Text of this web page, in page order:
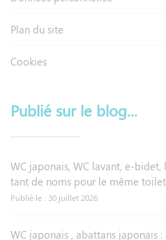
Plan du site
Cookies
Publié sur le blog...
WC japonais, WC lavant, e-
tant de noms pour le même
Publié le : 30 juillet 2026
WC japonais , abattans japonais